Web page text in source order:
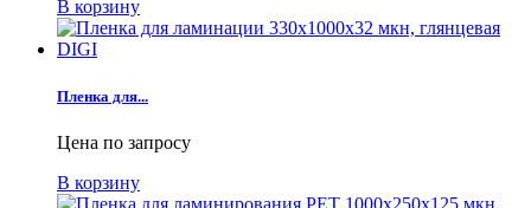
В корзину
Пленка для...
Цена по запросу
В корзину